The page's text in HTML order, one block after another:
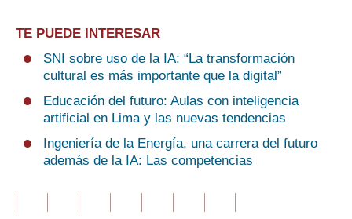
TE PUEDE INTERESAR
SNI sobre uso de la IA: “La transformación
cultural es más importante que la digital”
Educación del futuro: Aulas con inteligencia
artificial en Lima y las nuevas tendencias
Ingeniería de la Energía, una carrera del futuro
además de la IA: Las competencias